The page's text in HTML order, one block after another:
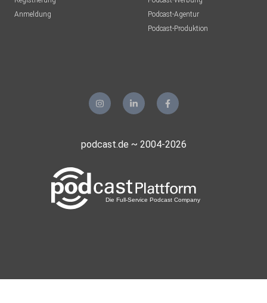
Anmeldung
Podcast-Agentur
Podcast-Produktion
podcast.de ~ 2004-2026